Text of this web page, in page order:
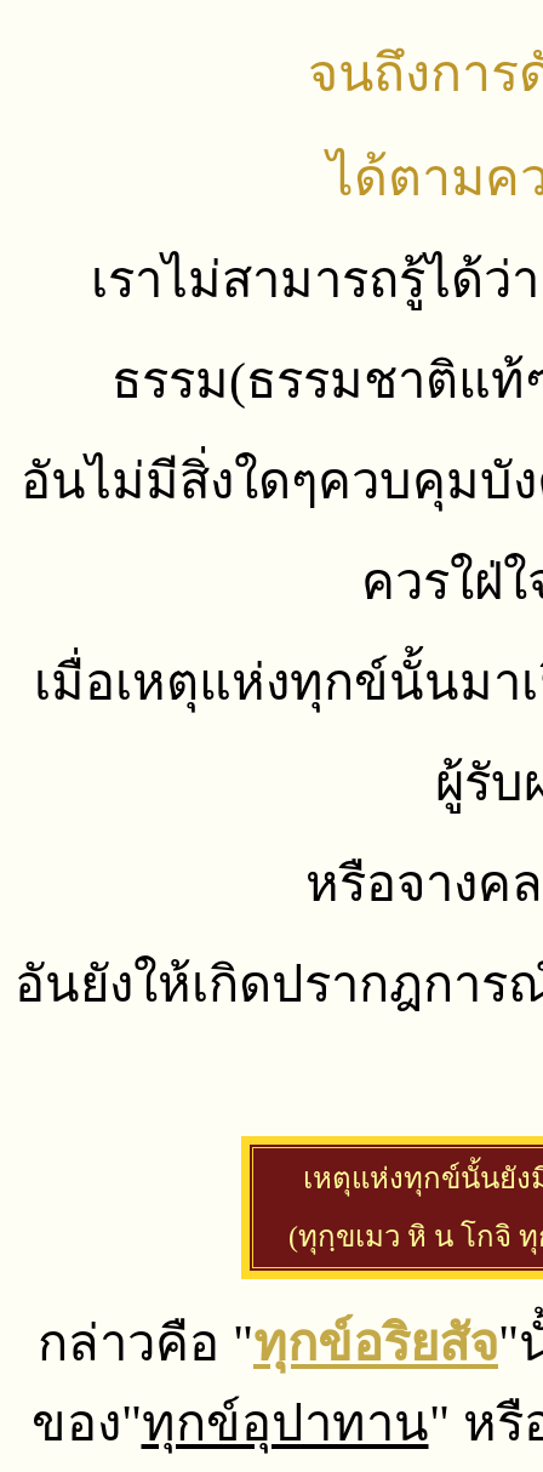
จนถึงกา
ได้ตามค
เราไม่สามารถรู้ได้
ธรรม(ธรรมชาติแท้
อันไม่มีสิ่งใดๆควบคุมบั
ควรใฝ่
เมื่อเหตุแห่งทุกข์นั้นมา
ผู้รั
หรือจางค
อันยังให้เกิดปรากฎการ
เหตุแห่งทุกข์นั้นยั
(ทุกฺขเมว หิ น โกจิ
กล่าวคือ "ทุกข์อริยสัจ"
ของ"ทุกข์อุปาทาน" หรื